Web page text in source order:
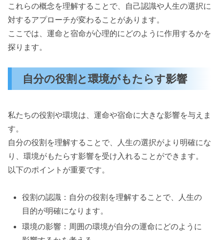
これらの概念を理解することで、自己認識や人生の選択に
対するアプローチが変わることがあります。
ここでは、運命と宿命が心理的にどのように作用するかを
探ります。
自分の役割と環境がもたらす影響
私たちの役割や環境は、運命や宿命に大きな影響を与えま
す。
自分の役割を理解することで、人生の選択がより明確にな
り、環境がもたらす影響を受け入れることができます。
以下のポイントが重要です。
役割の認識：自分の役割を理解することで、人生の
目的が明確になります。
環境の影響：周囲の環境が自分の運命にどのように